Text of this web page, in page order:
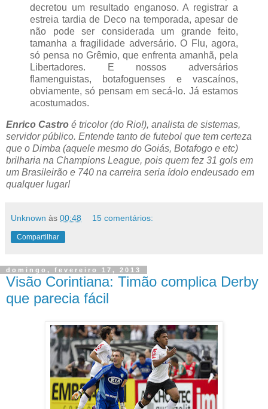
decretou um resultado enganoso. A registrar a
estreia tardia de Deco na temporada, apesar de
não pode ser considerada um grande feito,
tamanha a fragilidade adversário. O Flu, agora,
só pensa no Grêmio, que enfrenta amanhã, pela
Libertadores. E nossos adversários
flamenguistas, botafoguenses e vascaínos,
obviamente, só pensam em secá-lo. Já estamos
acostumados.
Enrico Castro é tricolor (do Rio!), analista de sistemas,
servidor público. Entende tanto de futebol que tem certeza
que o Dimba (aquele mesmo do Goiás, Botafogo e etc)
brilharia na Champions League, pois quem fez 31 gols em
um Brasileirão e 740 na carreira seria ídolo endeusado em
qualquer lugar!
Unknown às 00:48 15 comentários:
Compartilhar
domingo, fevereiro 17, 2013
Visão Corintiana: Timão complica Derby
que parecia fácil